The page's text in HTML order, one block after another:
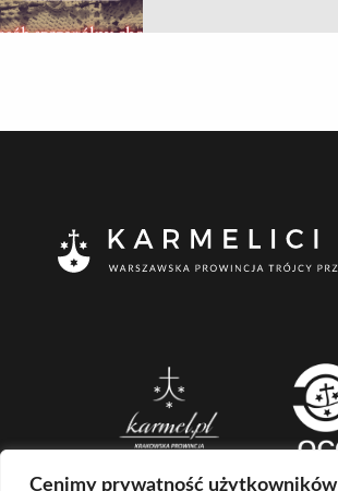
Cenimy prywatność użytkowników